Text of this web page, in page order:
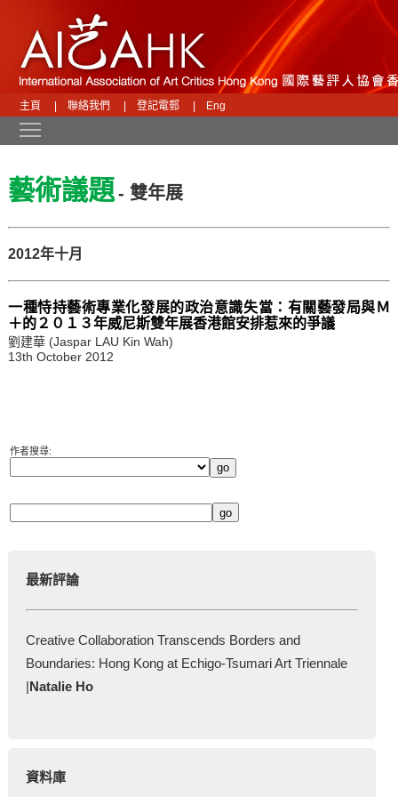
主頁 聯絡我們 登記電郵 Eng
藝術議題- 雙年展
2012年十月
一種恃持藝術專業化發展的政治意識失當：有關藝發局與Ｍ
＋的２０１３年威尼斯雙年展香港館安排惹來的爭議
劉建華 (Jaspar LAU Kin Wah)
13th October 2012
作者搜尋:
最新評論
Creative Collaboration Transcends Borders and
Boundaries: Hong Kong at Echigo-Tsumari Art Triennale
|Natalie Ho
資料庫